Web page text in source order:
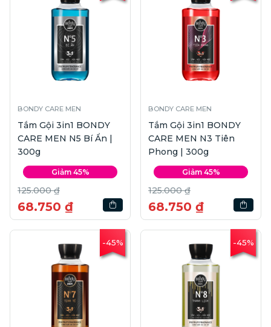
BONDY CARE MEN
Tắm Gội 3in1 BONDY
CARE MEN N5 Bí Ẩn |
300g
Giảm 45%
125.000 ₫
68.750 ₫
BONDY CARE MEN
Tắm Gội 3in1 BONDY
CARE MEN N3 Tiên
Phong | 300g
Giảm 45%
125.000 ₫
68.750 ₫
-45% -45%